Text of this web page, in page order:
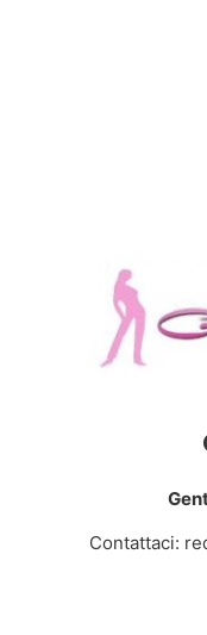
Contattaci: